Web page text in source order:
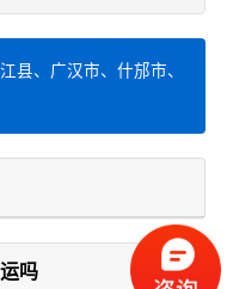
县、广汉市、什邡市、
吗